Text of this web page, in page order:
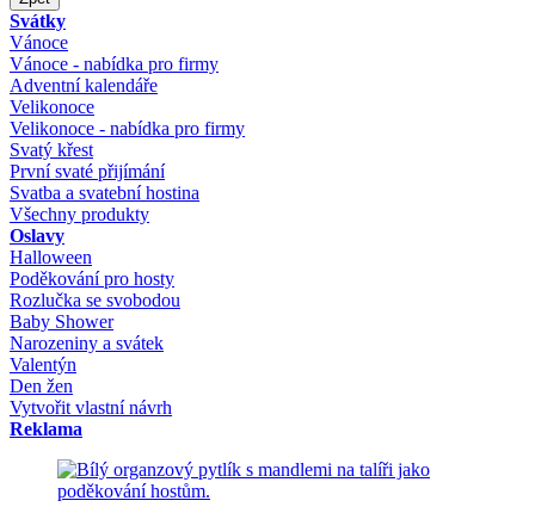
Svátky
Vánoce
Vánoce - nabídka pro firmy
Adventní kalendáře
Velikonoce
Velikonoce - nabídka pro firmy
Svatý křest
První svaté přijímání
Svatba a svatební hostina
Všechny produkty
Oslavy
Halloween
Poděkování pro hosty
Rozlučka se svobodou
Baby Shower
Narozeniny a svátek
Valentýn
Den žen
Vytvořit vlastní návrh
Reklama